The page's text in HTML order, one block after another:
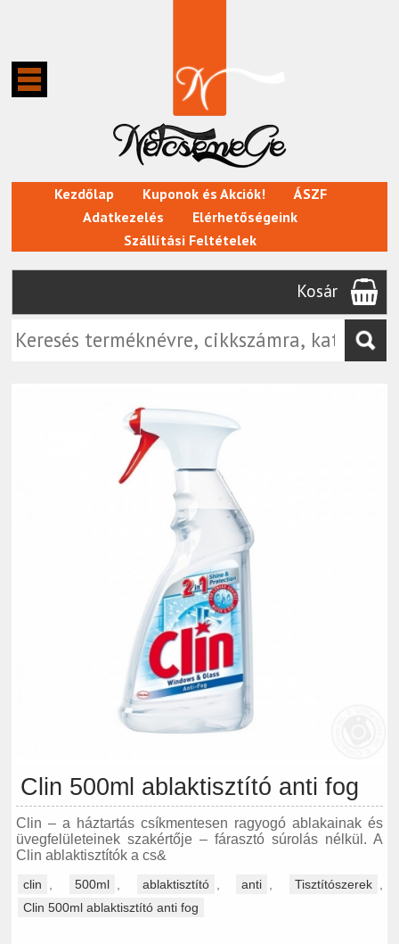
Kezdőlap Kuponok és Akciók!
ÁSZF
Adatkezelés
Elérhetőségeink
Szállítási Feltételek
Kosár
Clin 500ml ablaktisztító anti fog
Clin – a háztartás csíkmentesen ragyogó ablakainak és
üvegfelületeinek szakértője – fárasztó súrolás nélkül. A
Clin ablaktisztítók a cs&
clin 500ml ablaktisztító anti Tisztítószerek
Clin 500ml ablaktisztító anti fog